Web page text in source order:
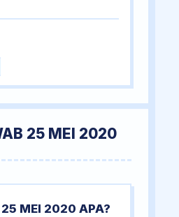
25 MEI 2020
MEI 2020 APA?